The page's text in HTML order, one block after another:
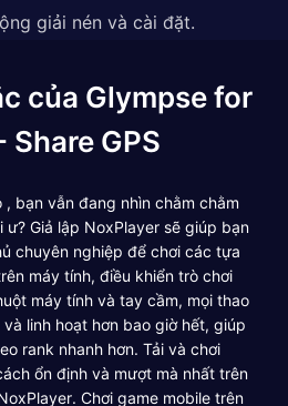
giải nén và cài đặt.
của Glympse for
Share GPS
, bạn vẫn đang nhìn chằm chằm
ư? Giả lập NoxPlayer sẽ giúp bạn
chuyên nghiệp để chơi các tựa
máy tính, điều khiển trò chơi
máy tính và tay cầm, mọi thao
linh hoạt hơn bao giờ hết, giúp
rank nhanh hơn. Tải và chơi
ổn định và mượt mà nhất trên
Chơi game mobile trên